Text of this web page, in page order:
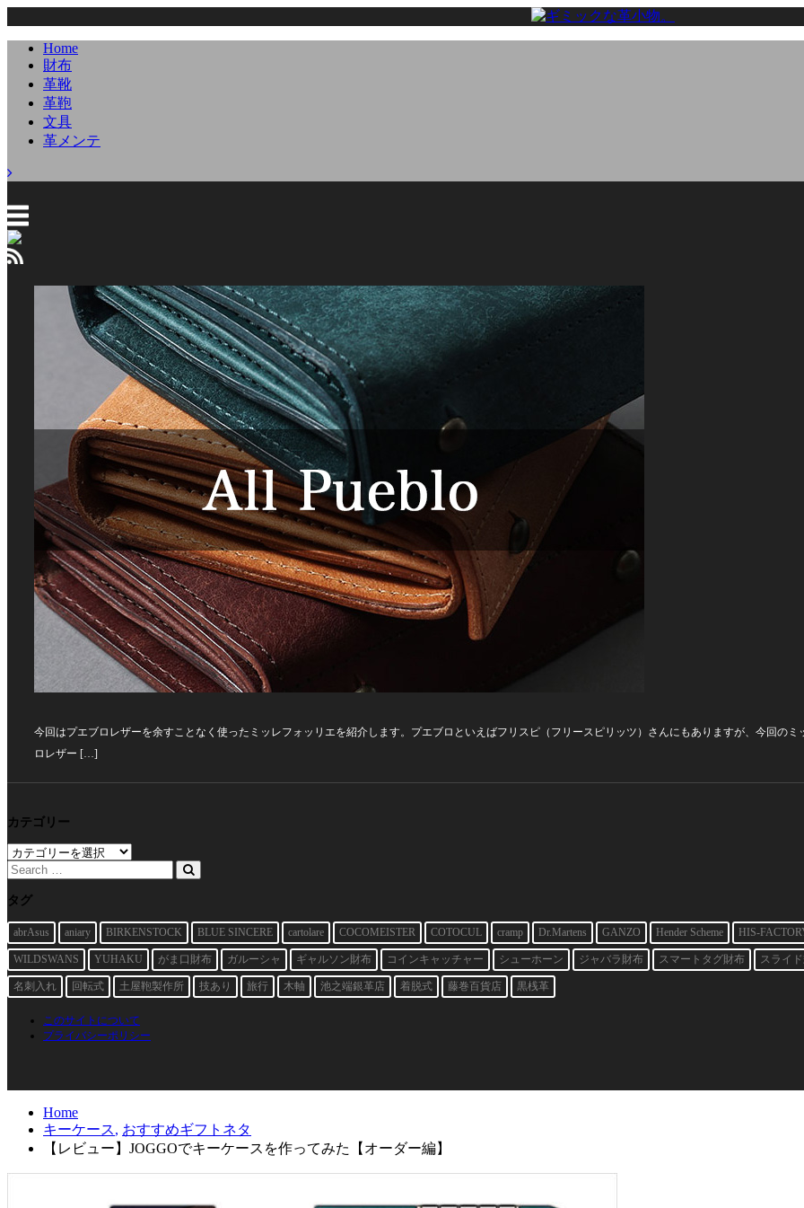
Home
財布
革靴
革鞄
文具
革メンテ
今回はプエブロレザーを余すことなく使ったミッレフォッリエを紹介します。プエブロといえばフリスピ（フリースピリッツ）さんにもありますが、今回の
ロレザー […]
カテゴリー
カ
テ
ゴ
リ
タグ
abrAsus aniary BIRKENSTOCK BLUE SINCERE cartolare COCOMEISTER COTOCUL cramp Dr.Martens GANZO Hender Scheme HIS-
WILDSWANS YUHAKU がま口財布 ガルーシャ ギャルソン財布 コインキャッチャー シューホーン ジャバラ財布 スマートタグ財布 スライ
名刺入れ 回転式 土屋鞄製作所 技あり 旅行 木軸 池之端銀革店 着脱式 藤巻百貨店 黒桟革
このサイトについて
プライバシーポリシー
Home
キーケース, おすすめギフトネタ
【レビュー】JOGGOでキーケースを作ってみた【オーダー編】